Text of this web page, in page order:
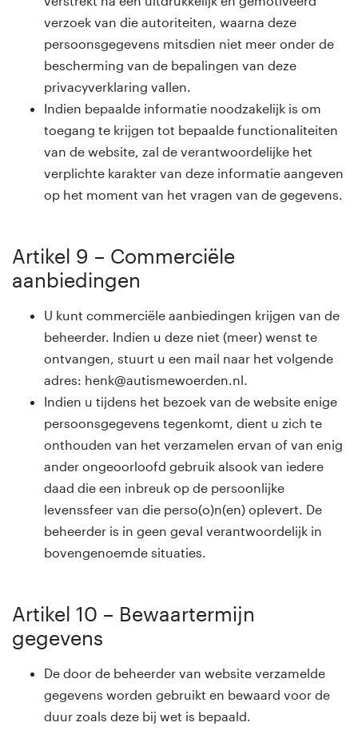
verzoek van die autoriteiten, waarna deze
persoonsgegevens mitsdien niet meer onder de
bescherming van de bepalingen van deze
privacyverklaring vallen.
Indien bepaalde informatie noodzakelijk is om
toegang te krijgen tot bepaalde functionaliteiten
van de website, zal de verantwoordelijke het
verplichte karakter van deze informatie aangeven
op het moment van het vragen van de gegevens.
Artikel 9 – Commerciële
aanbiedingen
U kunt commerciële aanbiedingen krijgen van de
beheerder. Indien u deze niet (meer) wenst te
ontvangen, stuurt u een mail naar het volgende
adres: henk@autismewoerden.nl.
Indien u tijdens het bezoek van de website enige
persoonsgegevens tegenkomt, dient u zich te
onthouden van het verzamelen ervan of van enig
ander ongeoorloofd gebruik alsook van iedere
daad die een inbreuk op de persoonlijke
levenssfeer van die perso(o)n(en) oplevert. De
beheerder is in geen geval verantwoordelijk in
bovengenoemde situaties.
Artikel 10 – Bewaartermijn
gegevens
De door de beheerder van website verzamelde
gegevens worden gebruikt en bewaard voor de
duur zoals deze bij wet is bepaald.